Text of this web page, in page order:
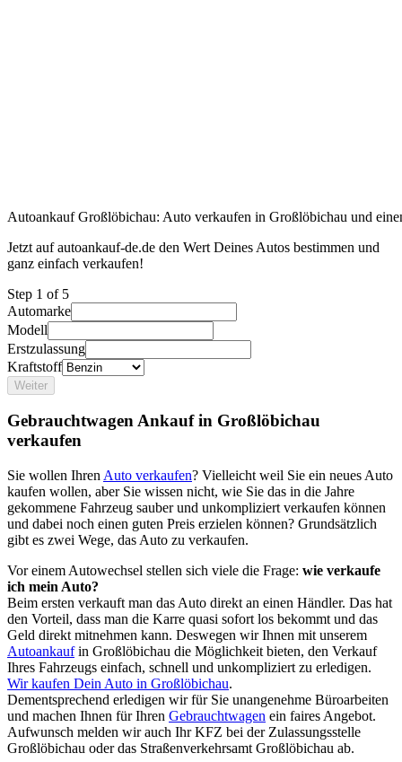
Autoankauf Großlöbichau: Auto verkaufen in Großlöbichau und
Jetzt auf autoankauf-de.de den Wert Deines Autos bestimmen und
ganz einfach verkaufen!
Step 1 of 5
Automarke
Modell
Erstzulassung
Kraftstoff
Weiter
Gebrauchtwagen Ankauf in Großlöbichau
verkaufen
Sie wollen Ihren Auto verkaufen? Vielleicht weil Sie ein neues Auto
kaufen wollen, aber Sie wissen nicht, wie Sie das in die Jahre
gekommene Fahrzeug sauber und unkompliziert verkaufen können
und dabei noch einen guten Preis erzielen können? Grundsätzlich
gibt es zwei Wege, das Auto zu verkaufen.
Vor einem Autowechsel stellen sich viele die Frage: wie verkaufe
ich mein Auto?
Beim ersten verkauft man das Auto direkt an einen Händler. Das hat
den Vorteil, dass man die Karre quasi sofort los bekommt und das
Geld direkt mitnehmen kann. Deswegen wir Ihnen mit unserem
Autoankaufin Großlöbichau die Möglichkeit bieten, den Verkauf
Ihres Fahrzeugs einfach, schnell und unkompliziert zu erledigen.
Wir kaufen Dein Auto in Großlöbichau.
Dementsprechend erledigen wir für Sie unangenehme Büroarbeiten
und machen Ihnen für Ihren Gebrauchtwagen ein faires Angebot.
Aufwunsch melden wir auch Ihr KFZ bei der Zulassungsstelle
Großlöbichau oder das Straßenverkehrsamt Großlöbichau ab.